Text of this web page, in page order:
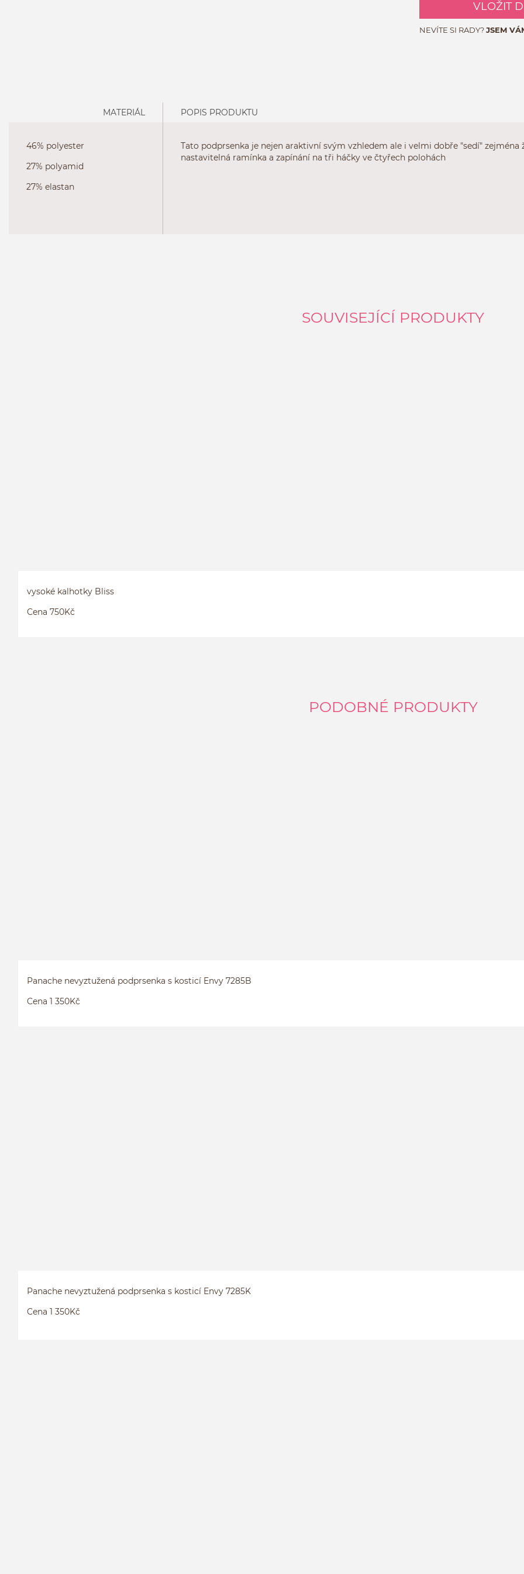
VLOŽIT
NEVÍTE SI RADY?JSEM
MATERIÁL
46% polyester
27% polyamid
27% elastan
POPIS PRODUKTU
Tato podprsenka je nejen araktivní svým vzhledem ale i velmi dobře "sedí"
nastavitelná ramínka a zapínání na tři háčky ve čtyřech polohách
SOUVISEJÍCÍ PRODUKTY
vysoké kalhotky Bliss
Cena 750Kč
PODOBNÉ PRODUKTY
Panache nevyztužená podprsenka s kosticí Envy 7285B
Cena 1 350Kč
Panache nevyztužená podprsenka s kosticí Envy 7285K
Cena 1 350Kč